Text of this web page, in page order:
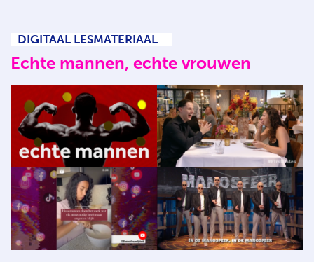
DIGITAAL LESMATERIAAL
Echte mannen, echte vrouwen